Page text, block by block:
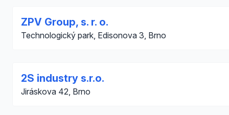
ZPV Group, s. r. o.
Technologický park, Edisonova 3, Brno
2S industry s.r.o.
Jiráskova 42, Brno